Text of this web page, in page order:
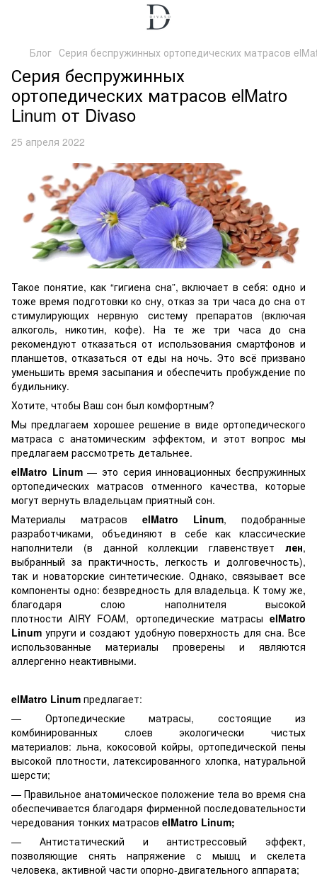
Блог Серия беспружинных ортопедических матрасов
Серия беспружинных
ортопедических матрасов elMatro
Linum от Divaso
25 апреля 2022
Такое понятие, как “гигиена сна”, включает в себя: одно и
тоже время подготовки ко сну, отказ за три часа до сна от
стимулирующих нервную систему препаратов (включая
алкоголь, никотин, кофе). На те же три часа до сна
рекомендуют отказаться от использования смартфонов и
планшетов, отказаться от еды на ночь. Это всё призвано
уменьшить время засыпания и обеспечить пробуждение по
будильнику.
Хотите, чтобы Ваш сон был комфортным?
Мы предлагаем хорошее решение в виде ортопедического
матраса с анатомическим эффектом, и этот вопрос мы
предлагаем рассмотреть детальнее.
elMatro Linum— это серия инновационных беспружинных
ортопедических матрасов отменного качества, которые
могут вернуть владельцам приятный сон.
Материалы матрасов elMatro Linum, подобранные
разработчиками, объединяют в себе как классические
наполнители (в данной коллекции главенствует лен,
выбранный за практичность, легкость и долговечность),
так и новаторские синтетические. Однако, связывает все
компоненты одно: безвредность для владельца. К тому же,
благодаря слою наполнителя высокой
плотности AIRY FOAM, ортопедические матрасы elMatro
Linum упруги и создают удобную поверхность для сна. Все
использованные материалы проверены и являются
аллергенно неактивными.
elMatro Linum предлагает:
— Ортопедические матрасы, состоящие из
комбинированных слоев экологически чистых
материалов: льна, кокосовой койры, ортопедической пены
высокой плотности, латексированного хлопка, натуральной
шерсти;
— Правильное анатомическое положение тела во время сна
обеспечивается благодаря фирменной последовательности
чередования тонких матрасов elMatro Linum;
— Антистатический и антистрессовый эффект,
позволяющие снять напряжение с мышц и скелета
человека, активной части опорно-двигательного аппарата;